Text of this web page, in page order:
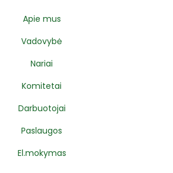
Apie mus
Vadovybė
Nariai
Komitetai
Darbuotojai
Paslaugos
El.mokymas